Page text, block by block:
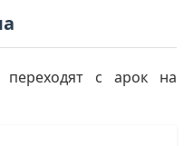
с арок на